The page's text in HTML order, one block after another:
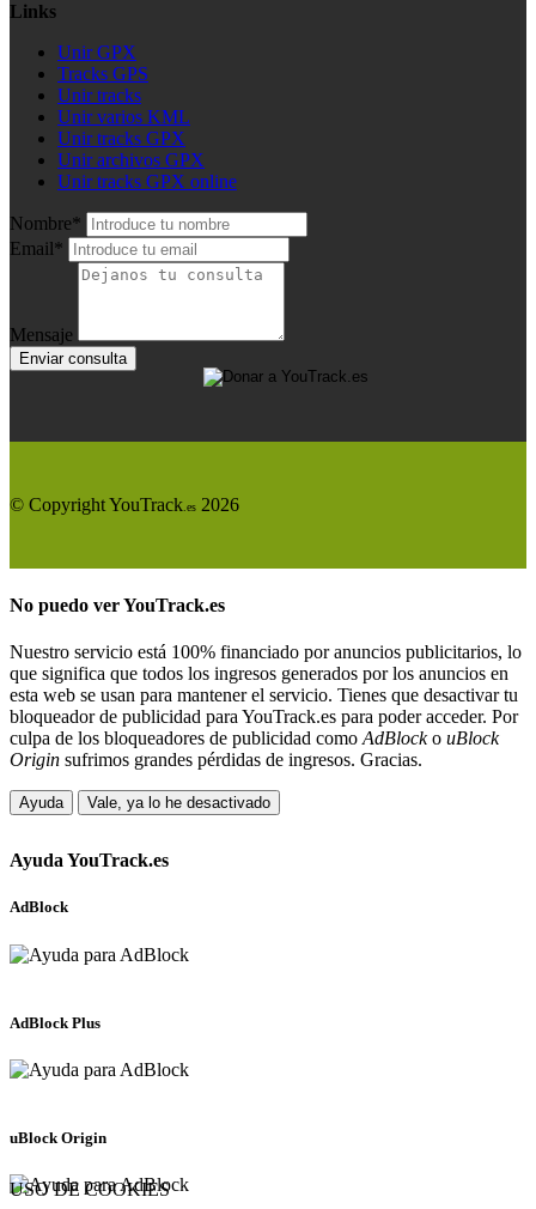
USO DE COOKIES
Links
Unir GPX
Tracks GPS
Unir tracks
Unir varios KML
Unir tracks GPX
Unir archivos GPX
Unir tracks GPX online
Nombre*
Email*
Mensaje
Enviar consulta
© Copyright YouTrack.es 2026
No puedo verYouTrack.es
Nuestro servicio está 100% financiado por anuncios publicitarios, lo
que significa que todos los ingresos generados por los anuncios en
esta web se usan para mantener el servicio. Tienes que desactivar tu
bloqueador de publicidad para YouTrack.es para poder acceder. Por
culpa de los bloqueadores de publicidad como AdBlocko uBlock
Origin sufrimos grandes pérdidas de ingresos. Gracias.
Ayuda Vale, ya lo he desactivado
Ayuda YouTrack.es
AdBlock
AdBlock Plus
uBlock Origin